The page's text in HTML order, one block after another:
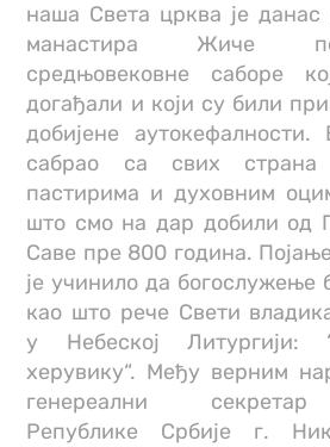
наша Света црква је данас
манастира Жиче
средњовековне саборе
догађали и који су били
добијене
сабрао са свих
пастирима и духовним
што смо на дар добили од
Саве пре 800 година.
је учинило да богослужење
као што рече Свети
у Небеској Литургији:
херувику“. Међу верним
генереални
Републике Србије г.